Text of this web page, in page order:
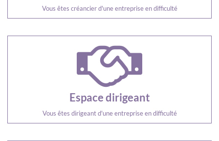
Vous êtes créancier d'une entreprise en difficulté
Espace dirigeant
Vous êtes dirigeant d'une entreprise en difficulté